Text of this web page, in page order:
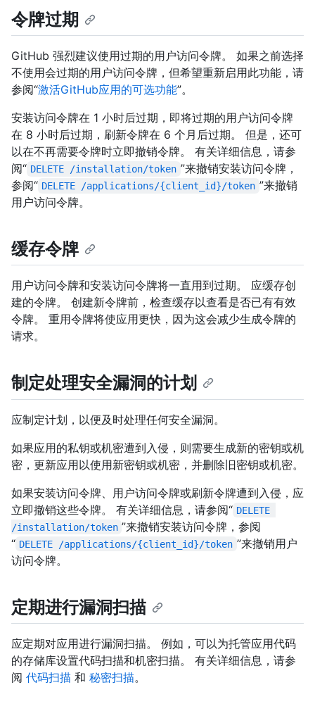
令牌过期
GitHub 强烈建议使用过期的用户访问令牌。 如果之前选择
不使用会过期的用户访问令牌，但希望重新启用此功能，请
参阅“激活GitHub应用的可选功能”。
安装访问令牌在 1 小时后过期，即将过期的用户访问令牌
在 8 小时后过期，刷新令牌在 6 个月后过期。 但是，还可
以在不再需要令牌时立即撤销令牌。 有关详细信息，请参
阅“ DELETE /installation/token ”来撤销安装访问令牌，
参阅“ DELETE /applications/{client_id}/token ”来撤销
用户访问令牌。
缓存令牌
用户访问令牌和安装访问令牌将一直用到过期。 应缓存创
建的令牌。 创建新令牌前，检查缓存以查看是否已有有效
令牌。 重用令牌将使应用更快，因为这会减少生成令牌的
请求。
制定处理安全漏洞的计划
应制定计划，以便及时处理任何安全漏洞。
如果应用的私钥或机密遭到入侵，则需要生成新的密钥或机
密，更新应用以使用新密钥或机密，并删除旧密钥或机密。
如果安装访问令牌、用户访问令牌或刷新令牌遭到入侵，应
立即撤销这些令牌。 有关详细信息，请参阅“ DELETE
/installation/token ”来撤销安装访问令牌，参阅
“ DELETE /applications/{client_id}/token ”来撤销用户
访问令牌。
定期进行漏洞扫描
应定期对应用进行漏洞扫描。 例如，可以为托管应用代码
的存储库设置代码扫描和机密扫描。 有关详细信息，请参
阅 代码扫描 和 秘密扫描。